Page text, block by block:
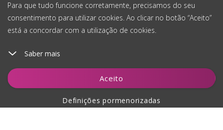
Para que tudo funcione corretamente, precisamos do seu
consentimento para utilizar cookies. Ao clicar no botão “Aceito”
está a concordar com a utilização de cookies.
Saber mais
Aceito
Definições pormenorizadas
Adicionar ao carrinho